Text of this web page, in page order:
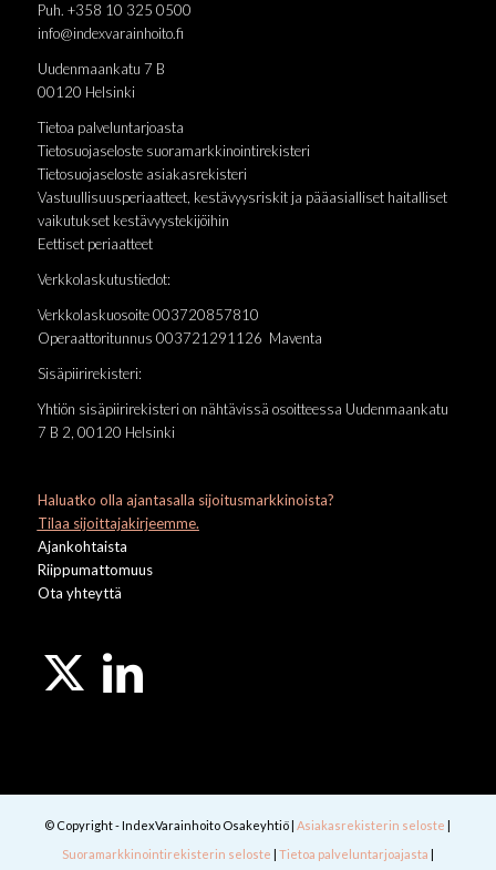
Puh. +358 10 325 0500
info@indexvarainhoito.fi
Uudenmaankatu 7 B
00120 Helsinki
Tietoa palveluntarjoasta
Tietosuojaseloste suoramarkkinointirekisteri
Tietosuojaseloste asiakasrekisteri
Vastuullisuusperiaatteet, kestävyysriskit ja pääasialliset haitalliset
vaikutukset kestävyystekijöihin
Eettiset periaatteet
Verkkolaskutustiedot:
Verkkolaskuosoite 003720857810
Operaattoritunnus 003721291126 Maventa
Sisäpiirirekisteri:
Yhtiön sisäpiirirekisteri on nähtävissä osoitteessa Uudenmaankatu
7 B 2, 00120 Helsinki
Haluatko olla ajantasalla sijoitusmarkkinoista?
Tilaa sijoittajakirjeemme.
Ajankohtaista
Riippumattomuus
Ota yhteyttä
© Copyright - IndexVarainhoito Osakeyhtiö |Asiakasrekisterin seloste
Suoramarkkinointirekisterin seloste
Tietoa palveluntarjoajasta